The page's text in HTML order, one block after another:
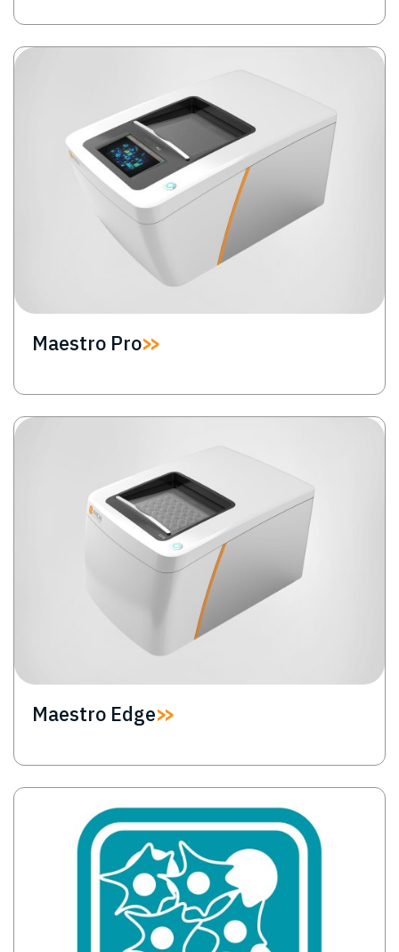
Image
Maestro Pro
Image
Maestro Edge
Image